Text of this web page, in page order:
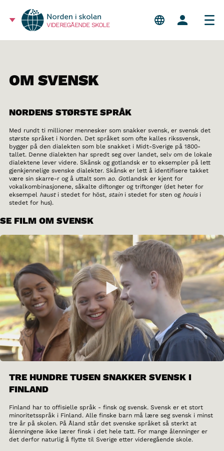
VIDEREGÅENDE SKOLE
OM SVENSK
NORDENS STØRSTE SPRÅK
Med rundt ti millioner mennesker som snakker svensk, er svensk det
største språket i Norden. Det språket som ofte kalles rikssvensk,
bygger på den dialekten som ble snakket i Midt-Sverige på 1800-
tallet. Denne dialekten har spredt seg over landet, selv om de lokale
dialektene lever videre. Skånsk og gotlandsk er to eksempler på lett
gjenkjennelige svenske dialekter. Skånsk er lett å identifisere takket
være sin skarre-r og å uttalt som ao. Gotlandsk er kjent for
vokalkombinasjonene, såkalte diftonger og triftonger (det heter for
eksempel hausti stedet for höst, staini stedet for sten og houisi
stedet for hus).
SE FILM OM SVENSK
TRE HUNDRE TUSEN SNAKKER SVENSK I
FINLAND
Finland har to offisielle språk - finsk og svensk. Svensk er et stort
minoritetsspråk i Finland. Alle finske barn må lære seg svensk i minst
tre år på skolen. På Åland står det svenske språket så sterkt at
ålenningene ikke lærer finsk i det hele tatt. For mange ålenninger er
det derfor naturlig å flytte til Sverige etter videregående skole.